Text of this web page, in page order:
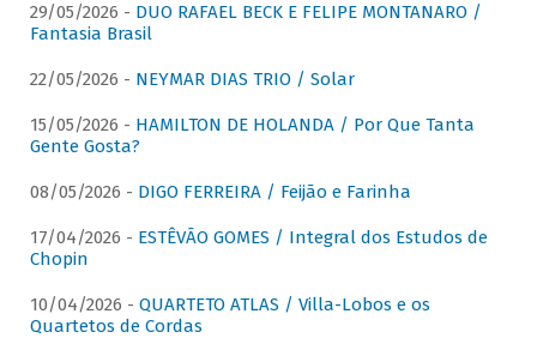
29/05/2026 - DUO RAFAEL BECK E FELIPE MONTANARO /
Fantasia Brasil
22/05/2026 - NEYMAR DIAS TRIO / Solar
15/05/2026 - HAMILTON DE HOLANDA / Por Que Tanta
Gente Gosta?
08/05/2026 - DIGO FERREIRA / Feijão e Farinha
17/04/2026 - ESTÊVÃO GOMES / Integral dos Estudos de
Chopin
10/04/2026 - QUARTETO ATLAS / Villa-Lobos e os
Quartetos de Cordas